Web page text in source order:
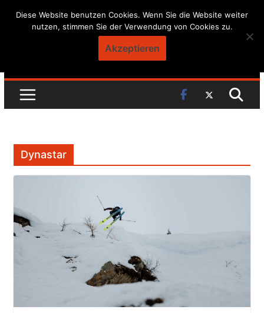
Skip
Dynastar
Diese Website benutzen Cookies. Wenn Sie die Website weiter
nutzen, stimmen Sie der Verwendung von Cookies zu.
Akzeptieren